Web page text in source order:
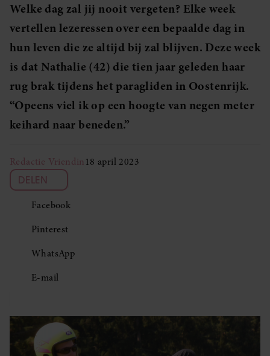
Welke dag zal jij nooit vergeten? Elke week
vertellen lezeressen over een bepaalde dag in
hun leven die ze altijd bij zal blijven. Deze week
is dat Nathalie (42) die tien jaar geleden haar
rug brak tijdens het paragliden in Oostenrijk.
“Opeens viel ik op een hoogte van negen meter
keihard naar beneden.”
Redactie Vriendin18 april 2023
DELEN
Facebook
Pinterest
WhatsApp
E-mail